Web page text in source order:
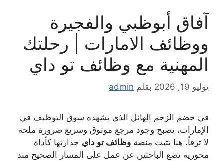
آفاق أبوظبي والفجيرة
ووظائف الامارات | رحلتك
المهنية مع وظائف تو داي
يوليو 19, 2026 بقلم admin
في خضم الزخم الهائل الذي يشهده سوق التوظيف في
الإمارات، يصبح وجود مرجع موثوق وسريع ضرورة ملحة
لا ترفاً. هنا تثبت منصة وظائف تو دايجدارتها كأداة
محورية تضع الباحثين عن عمل على المسار الصحيح منذ